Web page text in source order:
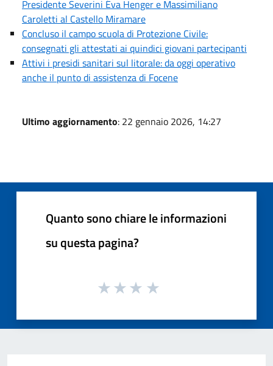
Presidente Severini Éva Henger e Massimiliano
Caroletti al Castello Miramare
Concluso il campo scuola di Protezione Civile:
consegnati gli attestati ai quindici giovani partecipanti
Attivi i presidi sanitari sul litorale: da oggi operativo
anche il punto di assistenza di Focene
Ultimo aggiornamento: 22 gennaio 2026, 14:27
Quanto sono chiare le informazioni
su questa pagina?